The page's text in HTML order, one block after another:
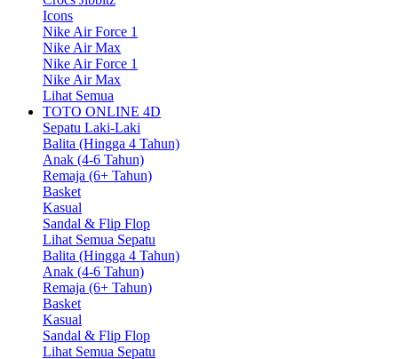
Icons
Nike Air Force 1
Nike Air Max
Nike Air Force 1
Nike Air Max
Lihat Semua
TOTO ONLINE 4D
Sepatu Laki-Laki
Balita (Hingga 4 Tahun)
Anak (4-6 Tahun)
Remaja (6+ Tahun)
Basket
Kasual
Sandal & Flip Flop
Lihat Semua Sepatu
Balita (Hingga 4 Tahun)
Anak (4-6 Tahun)
Remaja (6+ Tahun)
Basket
Kasual
Sandal & Flip Flop
Lihat Semua Sepatu